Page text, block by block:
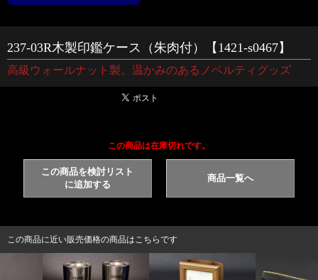
237-03R木製印鑑ケース（朱肉付）【1421-s0467】
高級ウォールナット製。温かみのあるノベルティグッズ
この商品は在庫切れです。
この商品を検討リスト
に追加する
商品一覧へ
この商品に近い販売価格の商品はこちらです